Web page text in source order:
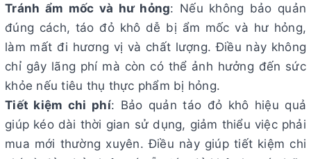
Tránh ẩm mốc và hư hỏng: Nếu không bảo quản
đúng cách, táo đỏ khô dễ bị ẩm mốc và hư hỏng,
làm mất đi hương vị và chất lượng. Điều này không
chỉ gây lãng phí mà còn có thể ảnh hưởng đến sức
khỏe nếu tiêu thụ thực phẩm bị hỏng.
Tiết kiệm chi phí: Bảo quản táo đỏ khô hiệu quả
giúp kéo dài thời gian sử dụng, giảm thiểu việc phải
mua mới thường xuyên. Điều này giúp tiết kiệm chi